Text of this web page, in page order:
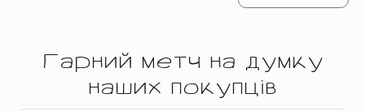
Гарний метч на думку
наших покупців